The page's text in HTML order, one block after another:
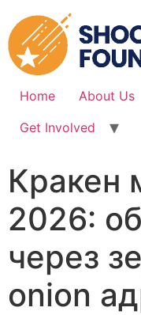
to
content
Home About Us
Get Involved
Кракен
2026:
через
onion